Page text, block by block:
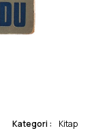
Kategori : Kitap